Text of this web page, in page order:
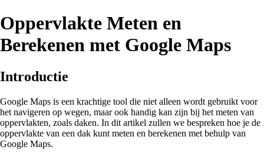
Oppervlakte Meten en
Berekenen met Google Maps
Introductie
Google Maps is een krachtige tool die niet alleen wordt gebruikt voor
het navigeren op wegen, maar ook handig kan zijn bij het meten van
oppervlakten, zoals daken. In dit artikel zullen we bespreken hoe je de
oppervlakte van een dak kunt meten en berekenen met behulp van
Google Maps.